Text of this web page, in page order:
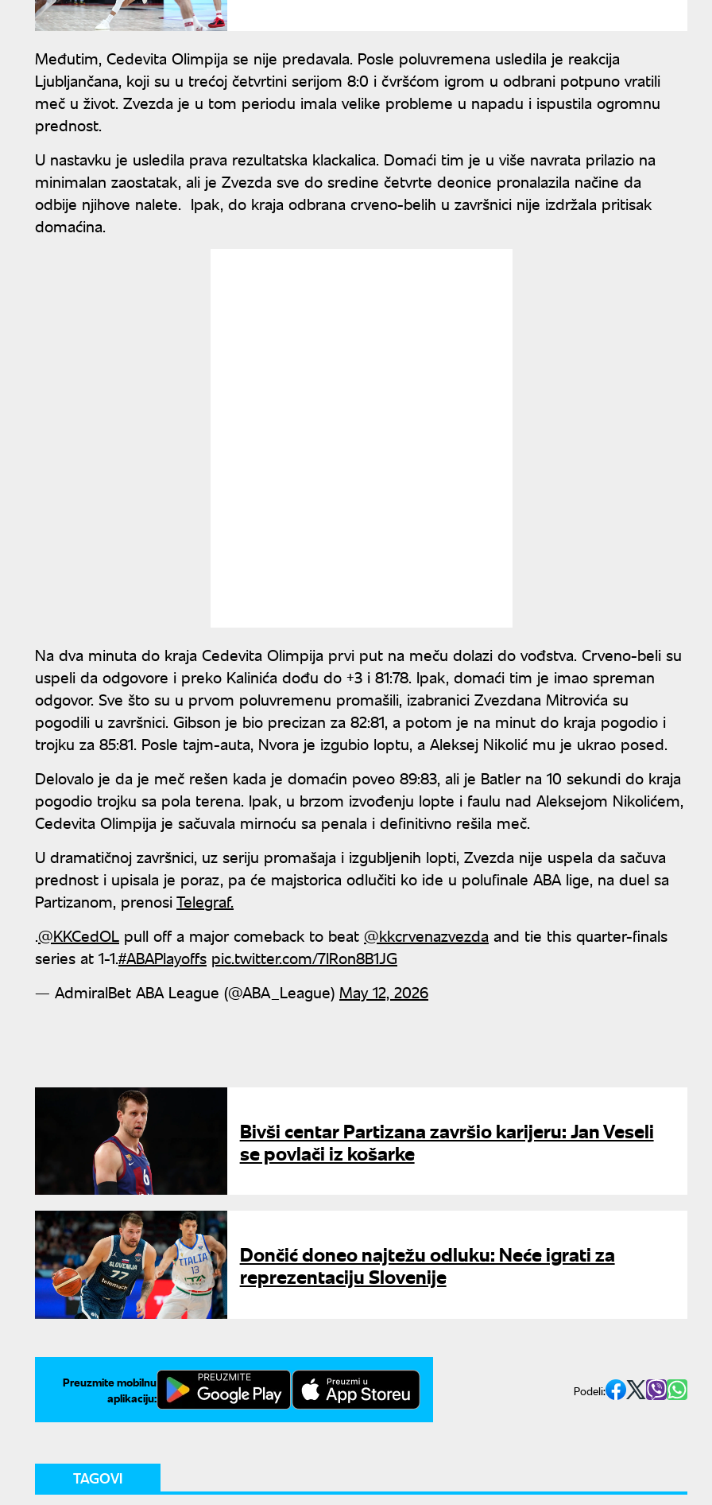
Međutim, Cedevita Olimpija se nije predavala. Posle poluvremena usledila je reakcija
Ljubljančana, koji su u trećoj četvrtini serijom 8:0 i čvršćom igrom u odbrani potpuno vratili
meč u život. Zvezda je u tom periodu imala velike probleme u napadu i ispustila ogromnu
prednost.
U nastavku je usledila prava rezultatska klackalica. Domaći tim je u više navrata prilazio na
minimalan zaostatak, ali je Zvezda sve do sredine četvrte deonice pronalazila načine da
odbije njihove nalete. Ipak, do kraja odbrana crveno-belih u završnici nije izdržala pritisak
domaćina.
Na dva minuta do kraja Cedevita Olimpija prvi put na meču dolazi do vođstva. Crveno-beli su
uspeli da odgovore i preko Kalinića dođu do +3 i 81:78. Ipak, domaći tim je imao spreman
odgovor. Sve što su u prvom poluvremenu promašili, izabranici Zvezdana Mitrovića su
pogodili u završnici. Gibson je bio precizan za 82:81, a potom je na minut do kraja pogodio i
trojku za 85:81. Posle tajm-auta, Nvora je izgubio loptu, a Aleksej Nikolić mu je ukrao posed.
Delovalo je da je meč rešen kada je domaćin poveo 89:83, ali je Batler na 10 sekundi do kraja
pogodio trojku sa pola terena. Ipak, u brzom izvođenju lopte i faulu nad Aleksejom Nikolićem,
Cedevita Olimpija je sačuvala mirnoću sa penala i definitivno rešila meč.
U dramatičnoj završnici, uz seriju promašaja i izgubljenih lopti, Zvezda nije uspela da sačuva
prednost i upisala je poraz, pa će majstorica odlučiti ko ide u polufinale ABA lige, na duel sa
Partizanom, prenosi Telegraf.
.@KKCedOL pull off a major comeback to beat @kkcrvenazvezda and tie this quarter-finals
series at 1-1.#ABAPlayoffs pic.twitter.com/7lRon8B1JG
— AdmiralBet ABA League (@ABA_League) May 12, 2026
Bivši centar Partizana završio karijeru: Jan Veseli
se povlači iz košarke
Dončić doneo najtežu odluku: Neće igrati za
reprezentaciju Slovenije
Preuzmite mobilnu
aplikaciju:
Podeli:
TAGOVI